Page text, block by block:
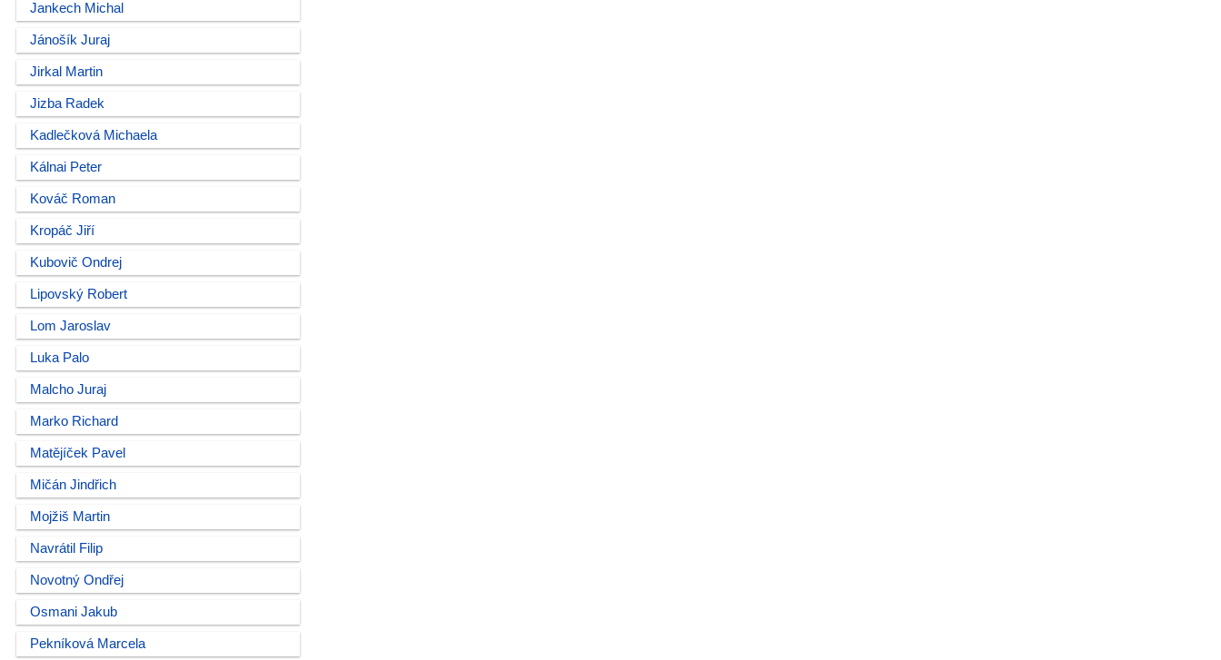
Jankech Michal
Jánošík Juraj
Jirkal Martin
Jizba Radek
Kadlečková Michaela
Kálnai Peter
Kováč Roman
Kropáč Jiří
Kubovič Ondrej
Lipovský Robert
Lom Jaroslav
Luka Palo
Malcho Juraj
Marko Richard
Matějíček Pavel
Mičán Jindřich
Mojžiš Martin
Navrátil Filip
Novotný Ondřej
Osmani Jakub
Pekníková Marcela